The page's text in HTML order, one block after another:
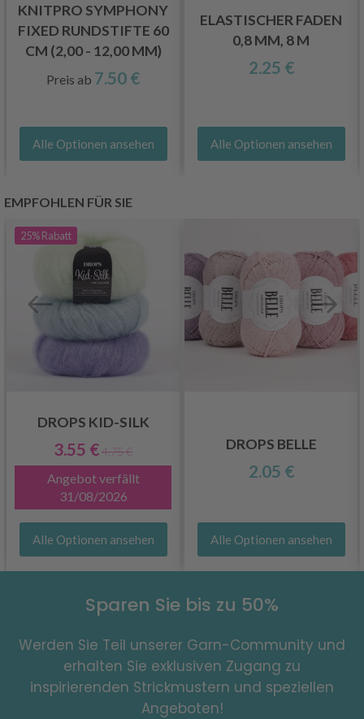
KNITPRO SYMPHONY
FIXED RUNDSTIFTE 60
CM (2,00 - 12,00 MM)
Preis ab 7.50 €
Alle Optionen ansehen
ELASTISCHER FADEN
0,8 MM, 8 M
2.25 €
Alle Optionen ansehen
EMPFOHLEN FÜR SIE
25%Rabatt
DROPS KID-SILK
3.55 €4.75 €
Angebot verfällt
31/08/2026
Alle Optionen ansehen
DROPS BELLE
2.05 €
Alle Optionen ansehen
Sparen Sie bis zu 50%
Werden Sie Teil unserer Garn-Community und
erhalten Sie exklusiven Zugang zu
inspirierenden Strickmustern und speziellen
Angeboten!